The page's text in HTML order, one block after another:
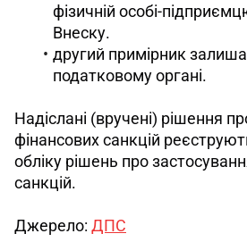
фізичній особі-
Внеску.
другий примірник
податковому органі.
Надіслані (вручені) рішення
фінансових санкцій
обліку рішень про
санкцій.
Джерело: ДПС